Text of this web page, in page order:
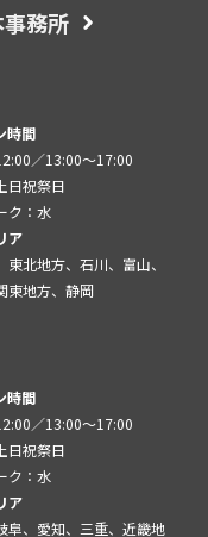
務所
時間
／13:00～17:00
日祝祭日
ク：水
ア
東北地方、石川、富山、
東地方、静岡
時間
／13:00～17:00
日祝祭日
ク：水
ア
阜、愛知、三重、近畿地